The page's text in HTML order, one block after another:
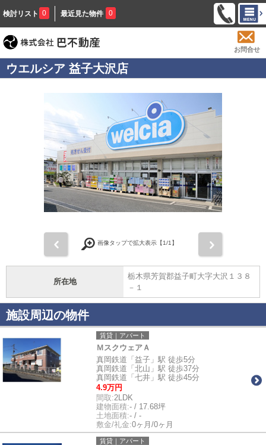
検討リスト 0 最近見た物件 0
お問合せ
ウエルシア 益子大沢店
画像タップで拡大表示【1/1】
所在地
栃木県芳賀郡益子町大字大沢１３８
－１
施設周辺の物件
賃貸｜アパート
ＭスクウェアＡ
真岡鉄道「益子」駅 徒歩5分
真岡鉄道「北山」駅 徒歩37分
真岡鉄道「七井」駅 徒歩45分
4.9万円
間取:2LDK
建物面積:- / 17.68坪
土地面積:- / -
敷金/礼金:0ヶ月/0ヶ月
賃貸｜アパート